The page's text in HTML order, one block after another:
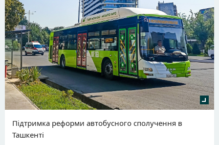
Підтримка реформи автобусного сполучення в
Ташкенті